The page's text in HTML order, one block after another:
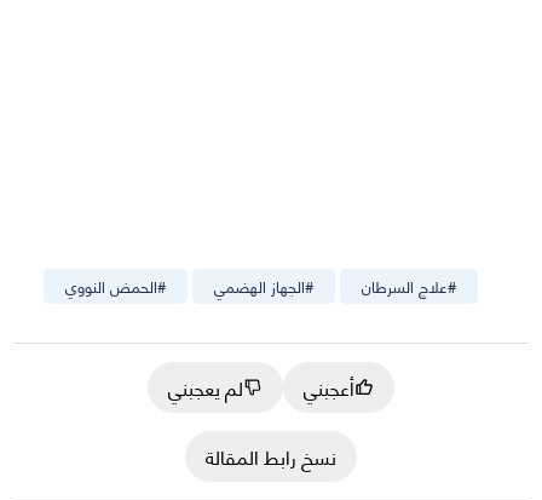
#الحمض النووي #الجهاز الهضمي #علاج السرطان
أعجبني
لم يعجبني
نسخ رابط المقالة